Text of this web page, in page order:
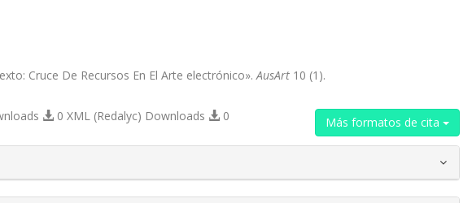
Cruce De Recursos En El Arte electrónico». AusArt 10 (1).
Más formatos de cita
0 XML (Redalyc) Downloads 0